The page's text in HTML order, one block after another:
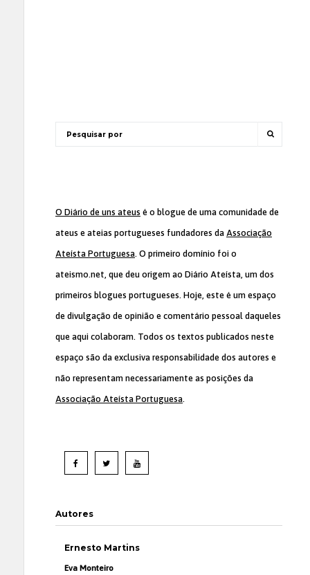
O Diário de uns ateus é o blogue de uma comunidade de
ateus e ateias portugueses fundadores da Associação
Ateísta Portuguesa. O primeiro domínio foi o
ateismo.net, que deu origem ao Diário Ateísta, um dos
primeiros blogues portugueses. Hoje, este é um espaço
de divulgação de opinião e comentário pessoal daqueles
que aqui colaboram. Todos os textos publicados neste
espaço são da exclusiva responsabilidade dos autores e
não representam necessariamente as posições da
Associação Ateísta Portuguesa.
Autores
Ernesto Martins
Eva Monteiro